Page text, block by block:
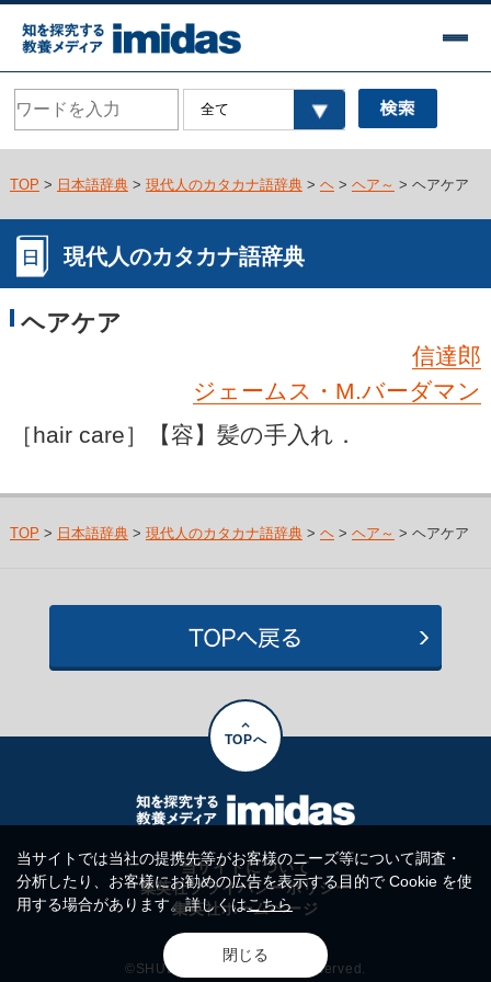
TOP > 日本語辞典> 現代人のカタカナ語辞典> ヘ> ヘア～ > ヘアケア
現代人のカタカナ語辞典
ヘアケア
信達郎
ジェームス・M.バーダマン
［hair care］【容】髪の手入れ．
TOP > 日本語辞典> 現代人のカタカナ語辞典> ヘ> ヘア～ > ヘアケア
TOPへ
当サイトについて
集英社プライバシーポリシー
集英社ホームページ
©SHUEISHA Inc. All rights reserved.
当サイトでは当社の提携先等がお客様のニーズ等について調査・
分析したり、お客様にお勧めの広告を表示する目的で Cookie を使
用する場合があります。詳しくはこちら
閉じる